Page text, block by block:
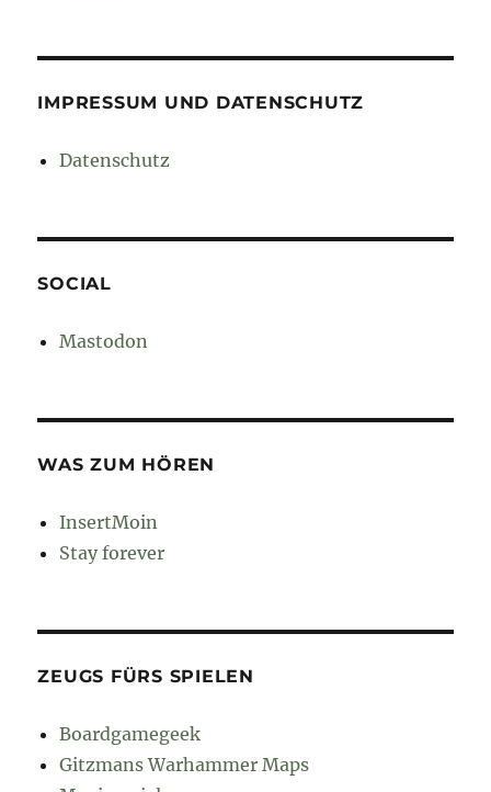
IMPRESSUM UND DATENSCHUTZ
Datenschutz
SOCIAL
Mastodon
WAS ZUM HÖREN
InsertMoin
Stay forever
ZEUGS FÜRS SPIELEN
Boardgamegeek
Gitzmans Warhammer Maps